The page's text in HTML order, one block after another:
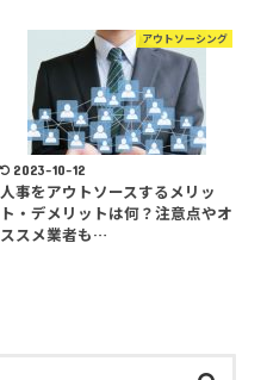
アウトソーシング
2023-10-12
人事をアウトソースするメリッ
ト・デメリットは何？注意点やオ
ススメ業者も…